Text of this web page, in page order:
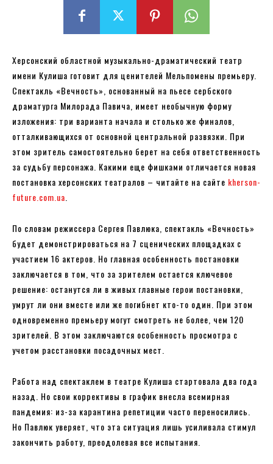
Херсонский областной музыкально-драматический театр
имени Кулиша готовит для ценителей Мельпомены премьеру.
Спектакль «Вечность», основанный на пьесе сербского
драматурга Милорада Павича, имеет необычную форму
изложения: три варианта начала и столько же финалов,
отталкивающихся от основной центральной развязки. При
этом зритель самостоятельно берет на себя ответственность
за судьбу персонажа. Какими еще фишками отличается новая
постановка херсонских театралов – читайте на сайте kherson-
future.com.ua
По словам режиссера Сергея Павлюка, спектакль «Вечность»
будет демонстрироваться на 7 сценических площадках с
участием 16 актеров. Но главная особенность постановки
заключается в том, что за зрителем остается ключевое
решение: останутся ли в живых главные герои постановки,
умрут ли они вместе или же погибнет кто-то один. При этом
одновременно премьеру могут смотреть не более, чем 120
зрителей. В этом заключаются особенность просмотра с
учетом расстановки посадочных мест.
Работа над спектаклем в театре Кулиша стартовала два года
назад. Но свои коррективы в график внесла всемирная
пандемия: из-за карантина репетиции часто переносились.
Но Павлюк уверяет, что эта ситуация лишь усиливала стимул
закончить работу, преодолевая все испытания.